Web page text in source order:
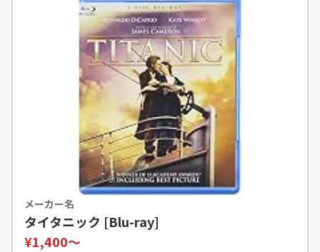
メーカー名
タイタニック [Blu-ray]
¥1,400〜